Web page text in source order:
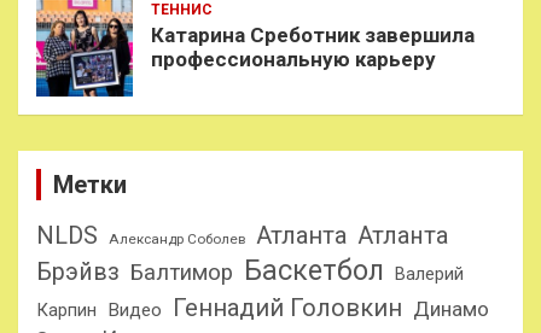
ТЕННИС
Катарина Среботник завершила
профессиональную карьеру
Метки
NLDS
Александр Соболев Атланта Атланта
Брэйвз Балтимор Баскетбол
Валерий
Карпин
Видео Геннадий Головкин Динамо